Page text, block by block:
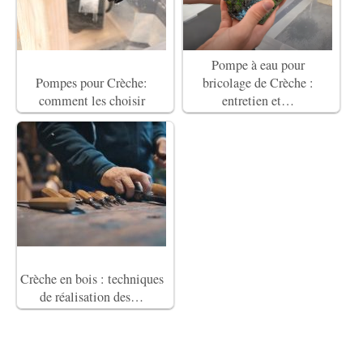
Pompes pour Crèche:
comment les choisir
Pompe à eau pour
bricolage de Crèche :
entretien et…
Crèche en bois : techniques
de réalisation des…